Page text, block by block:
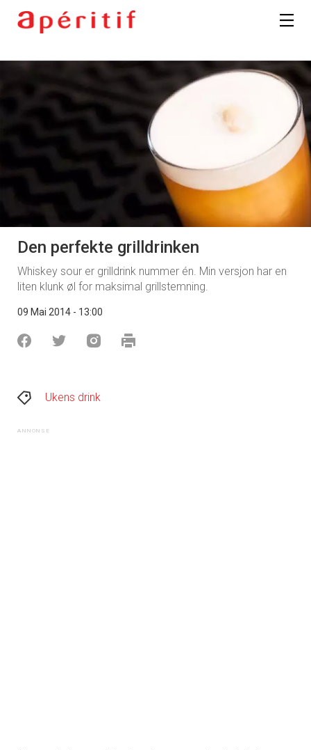
Den perfekte grilldrinken
Whiskey sour er grilldrink nummer én. Min versjon har en
liten klunk øl for maksimal grillstemning.
09 Mai 2014 - 13:00
Ukens drink